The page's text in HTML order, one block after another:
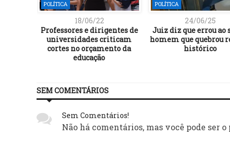
POLÍTICA
18/06/22
Professores e dirigentes de
universidades criticam
cortes no orçamento da
educação
POLÍTICA
24/06/25
Juiz diz que errou ao
homem que quebrou
histórico
SEM COMENTÁRIOS
Sem Comentários!
Não há comentários, mas você pode ser